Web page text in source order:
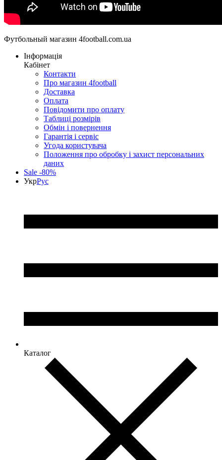
Футбольный магазин 4football.com.ua
Інформація
Кабінет
Контакти
Про магазин 4football
Доставка
Оплата
Повідомити про оплату
Таблиці розмірів
Обмін і повернення
Гарантія і сервіс
Угода користувача
Положення про обробку і захист персональних
даних
Sale -80%
УкрРус
Каталог